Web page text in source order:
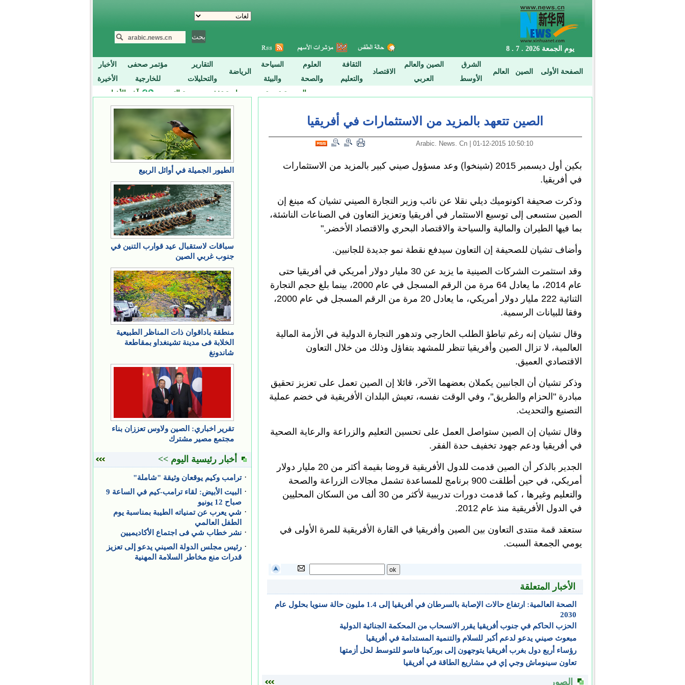
الصين تتعهد بالمزيد من الاستثمارات في أفريقيا
10:50:10 01-12-2015 | Arabic. News. Cn
بكين أول ديسمبر 2015 (شينخوا) وعد مسؤول صيني كبير بالمزيد من الاستثمارات
في أفريقيا.
وذكرت صحيفة اكونوميك ديلي نقلا عن نائب وزير التجارة الصيني تشيان كه مينغ إن
الصين ستسعى إلى توسيع الاستثمار في أفريقيا وتعزيز التعاون في الصناعات الناشئة،
بما فيها الطيران والمالية والسياحة والاقتصاد البحري والاقتصاد الأخضر."
وأضاف تشيان للصحيفة إن التعاون سيدفع نقطة نمو جديدة للجانبين.
وقد استثمرت الشركات الصينية ما يزيد عن 30 مليار دولار أمريكي في أفريقيا حتى
عام 2014، ما يعادل 64 مرة من الرقم المسجل في عام 2000، بينما بلغ حجم التجارة
الثنائية 222 مليار دولار أمريكي، ما يعادل 20 مرة من الرقم المسجل في عام 2000،
وفقا للبيانات الرسمية.
وقال تشيان إنه رغم تباطؤ الطلب الخارجي وتدهور التجارة الدولية في الأزمة المالية
العالمية، لا تزال الصين وأفريقيا تنظر للمشهد بتفاؤل وذلك من خلال التعاون
الاقتصادي العميق.
وذكر تشيان أن الجانبين يكملان بعضهما الآخر، قائلا إن الصين تعمل على تعزيز تحقيق
مبادرة "الحزام والطريق"، وفي الوقت نفسه، تعيش البلدان الأفريقية في خضم عملية
التصنيع والتحديث.
وقال تشيان إن الصين ستواصل العمل على تحسين التعليم والزراعة والرعاية الصحية
في أفريقيا ودعم جهود تخفيف حدة الفقر.
الجدير بالذكر أن الصين قدمت للدول الأفريقية قروضا بقيمة أكثر من 20 مليار دولار
أمريكي، في حين أطلقت 900 برنامج للمساعدة تشمل مجالات الزراعة والصحة
والتعليم وغيرها ، كما قدمت دورات تدريبية لأكثر من 30 ألف من السكان المحليين
في الدول الأفريقية منذ عام 2012.
ستعقد قمة منتدى التعاون بين الصين وأفريقيا في القارة الأفريقية للمرة الأولى في
يومي الجمعة السبت.
الأخبار المتعلقة
الصحة العالمية: ارتفاع حالات الإصابة بالسرطان في أفريقيا إلى 1.4 مليون حالة سنويا بحلول عام
2030
الحزب الحاكم في جنوب أفريقيا يقرر الانسحاب من المحكمة الجنائية الدولية
مبعوث صيني يدعو لدعم أكبر للسلام والتنمية المستدامة في أفريقيا
رؤساء أربع دول بغرب أفريقيا يتوجهون إلى بوركينا فاسو للتوسط لحل أزمتها
تعاون سينوماش وجي إي في مشاريع الطاقة في أفريقيا